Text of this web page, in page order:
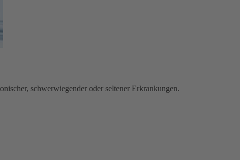
schwerwiegender oder seltener Erkrankungen.